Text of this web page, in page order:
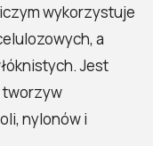
wykorzystuje
a
Jest
tworzyw
nylonów i